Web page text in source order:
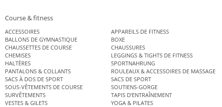
Course & fitness
ACCESSOIRES
APPAREILS DE FITNESS
BALLONS DE GYMNASTIQUE
BOXE
CHAUSSETTES DE COURSE
CHAUSSURES
CHEMISES
LEGGINGS & TIGHTS DE FITNESS
HALTÈRES
SPORTNAHRUNG
PANTALONS & COLLANTS
ROULEAUX & ACCESSOIRES DE MASSAGE
SACS À DOS DE SPORT
SACS DE SPORT
SOUS-VÊTEMENTS DE COURSE
SOUTIENS-GORGE
SURVÊTEMENTS
TAPIS D’ENTRAÎNEMENT
VESTES & GILETS
YOGA & PILATES